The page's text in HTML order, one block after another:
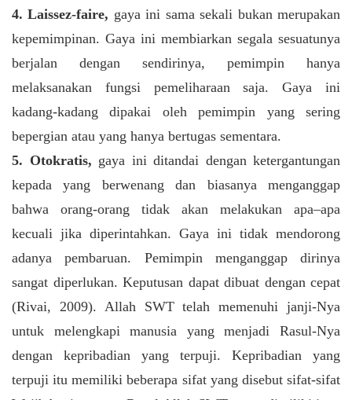
4. Laissez-faire, gaya ini sama sekali bukan merupakan
kepemimpinan. Gaya ini membiarkan segala sesuatunya
berjalan dengan sendirinya, pemimpin hanya
melaksanakan fungsi pemeliharaan saja. Gaya ini
kadang-kadang dipakai oleh pemimpin yang sering
bepergian atau yang hanya bertugas sementara.
5. Otokratis, gaya ini ditandai dengan ketergantungan
kepada yang berwenang dan biasanya menganggap
bahwa orang-orang tidak akan melakukan apa–apa
kecuali jika diperintahkan. Gaya ini tidak mendorong
adanya pembaruan. Pemimpin menganggap dirinya
sangat diperlukan. Keputusan dapat dibuat dengan cepat
(Rivai, 2009). Allah SWT telah memenuhi janji-Nya
untuk melengkapi manusia yang menjadi Rasul-Nya
dengan kepribadian yang terpuji. Kepribadian yang
terpuji itu memiliki beberapa sifat yang disebut sifat-sifat